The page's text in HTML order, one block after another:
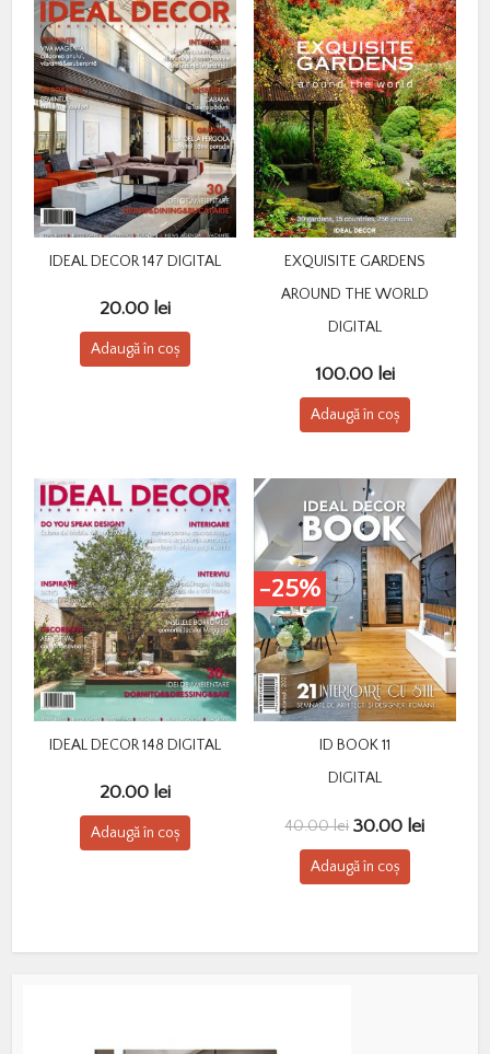
IDEAL DECOR 147 DIGITAL
20.00 lei
Adaugă în coș
EXQUISITE GARDENS
AROUND THE WORLD
DIGITAL
100.00 lei
Adaugă în coș
IDEAL DECOR 148 DIGITAL
20.00 lei
Adaugă în coș
-25%
ID BOOK 11
DIGITAL
40.00lei Prețul
inițial
a
30.00 leiPrețul
Adaugă în coș